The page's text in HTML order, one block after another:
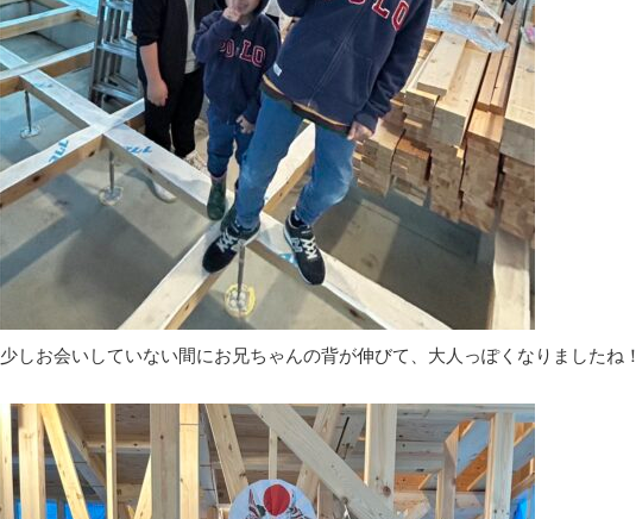
少しお会いしていない間にお兄ちゃんの背が伸びて、大人っぽくなりましたね！